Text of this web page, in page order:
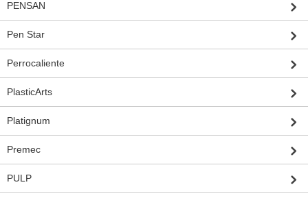
PENSAN
Pen Star
Perrocaliente
PlasticArts
Platignum
Premec
PULP